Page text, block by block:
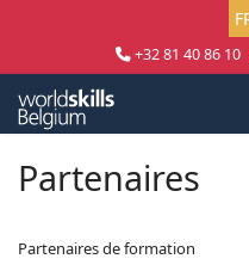
+32 81 40 86 10
Partenaires
Partenaires de formation